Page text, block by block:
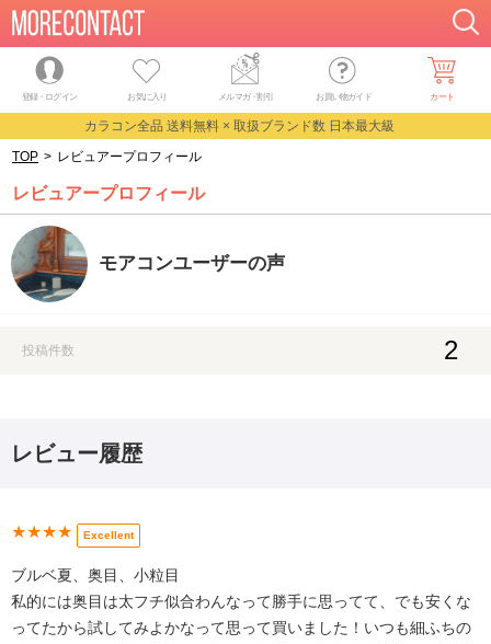
登録・ログイン お気に入り メルマガ・割引 お買い物ガイド カート
カラコン全品 送料無料 × 取扱ブランド数 日本最大級
TOP > レビュアープロフィール
レビュアープロフィール
モアコンユーザーの声
投稿件数 2
レビュー履歴
★★★★ Excellent
ブルベ夏、奥目、小粒目
私的には奥目は太フチ似合わんなって勝手に思ってて、でも安くな
ってたから試してみよかなって思って買いました！いつも細ふちの